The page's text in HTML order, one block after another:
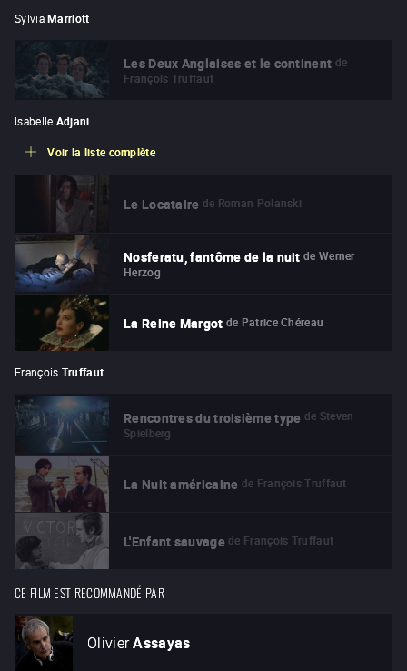
Sylvia Marriott
Les Deux Anglaises et le continent de
François Truffaut
Isabelle Adjani
Voir la liste complète
Le Locataire de Roman Polanski
Nosferatu, fantôme de la nuit de Werner
Herzog
La Reine Margot de Patrice Chéreau
François Truffaut
Rencontres du troisième type de Steven
Spielberg
La Nuit américaine de François Truffaut
L'Enfant sauvage de François Truffaut
CE FILM EST RECOMMANDÉ PAR
OlivierAssayas